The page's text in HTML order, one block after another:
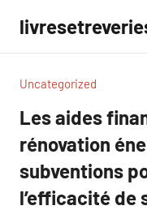
contenu
Uncategorized
Les aides
rénovation
subventions
l’efficacité de